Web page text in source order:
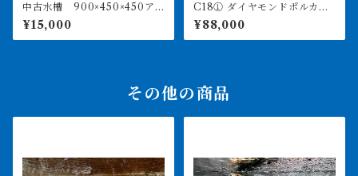
中古水槽 900×450×450ア
クリル水槽 上部濾過セット
¥15,000
C18① ダイヤモンドポルカ
アルビノヘテロ 体盤16㎝前
後 ♀
¥88,000
その他の商品